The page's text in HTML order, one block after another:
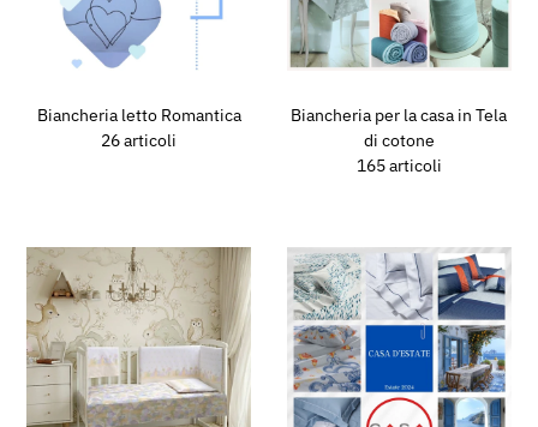
Biancheria letto Romantica
26 articoli
Biancheria per la casa in Tela
di cotone
165 articoli